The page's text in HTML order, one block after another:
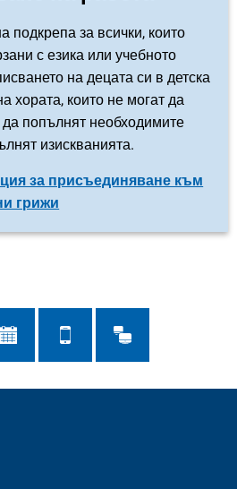
подкрепа за всички, които
с езика или учебното
на децата си в детска
хората, които не могат да
попълнят необходимите
изискванията.
за присъединяване към
грижи